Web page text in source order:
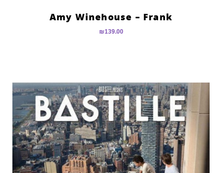
Amy Winehouse – Frank
₪139.00